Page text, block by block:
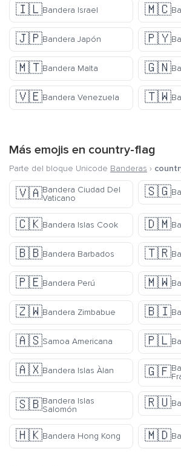
🇮🇱Bandera Israel 🇲🇨
🇯🇵Bandera Japón 🇵🇾
🇲🇹Bandera Malta 🇬🇳
🇻🇪Bandera Venezuela 🇹🇼
Más emojis en country-flag
Parte del bloque Unicode Banderas ›
🇻🇦Bandera Ciudad Del
Vaticano
🇸🇬
🇨🇰Bandera Islas Cook 🇩🇲
🇧🇧Bandera Barbados 🇹🇷
🇵🇪Bandera Perú 🇲🇼
🇿🇼Bandera Zimbabue 🇧🇮
🇦🇸Samoa Americana 🇵🇱
🇦🇽Bandera Islas Àlan 🇬🇫
🇸🇧Bandera Islas
Salomón
🇷🇺
🇭🇰Bandera Hong Kong 🇲🇩